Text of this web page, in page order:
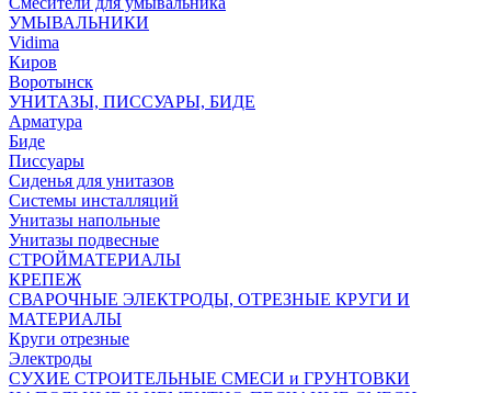
УМЫВАЛЬНИКИ
Vidima
Киров
Воротынск
УНИТАЗЫ, ПИССУАРЫ, БИДЕ
Арматура
Биде
Писсуары
Сиденья для унитазов
Системы инсталляций
Унитазы напольные
Унитазы подвесные
СТРОЙМАТЕРИАЛЫ
КРЕПЕЖ
СВАРОЧНЫЕ ЭЛЕКТРОДЫ, ОТРЕЗНЫЕ КРУГИ И
МАТЕРИАЛЫ
Круги отрезные
Электроды
СУХИЕ СТРОИТЕЛЬНЫЕ СМЕСИ и ГРУНТОВКИ